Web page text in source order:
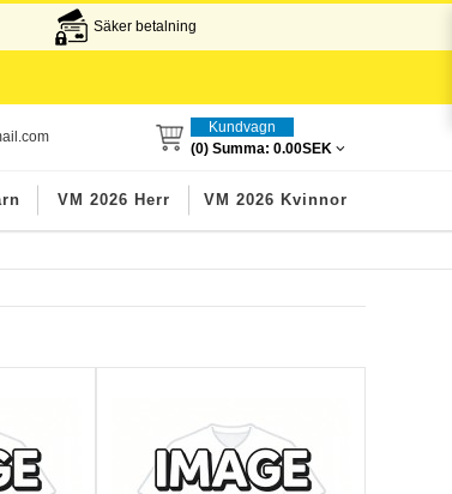
Säker betalning
Kundvagn
(0) Summa: 0.00SEK
VM 2026 Herr VM 2026 Kvinnor